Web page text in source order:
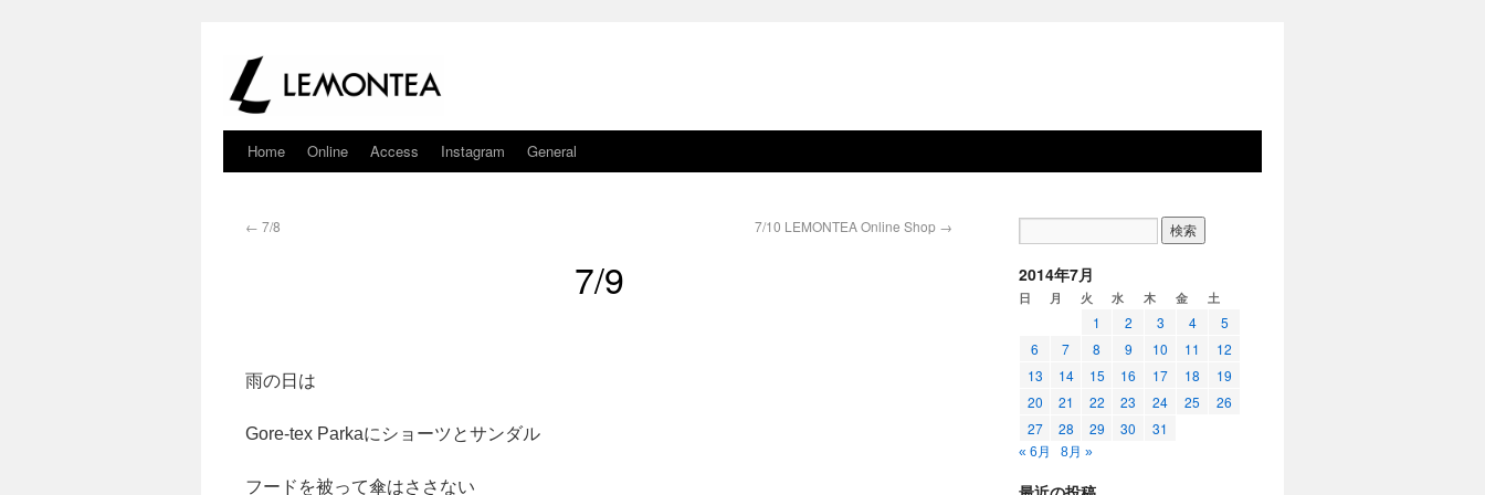
Home Online Access Instagram General
← 7/8 7/10 LEMONTEA Online Shop →
7/9
雨の日は
Gore-tex Parkaにショーツとサンダル
フードを被って傘はささない
2014年7月
日 月 火 水 木 金 土
1 2 3 4
5
6
7 8 9 10 11
12
13
14 15 16 17 18
19
20
21 22 23 24 25
26
27
28 29 30 31
« 6月 8月 »